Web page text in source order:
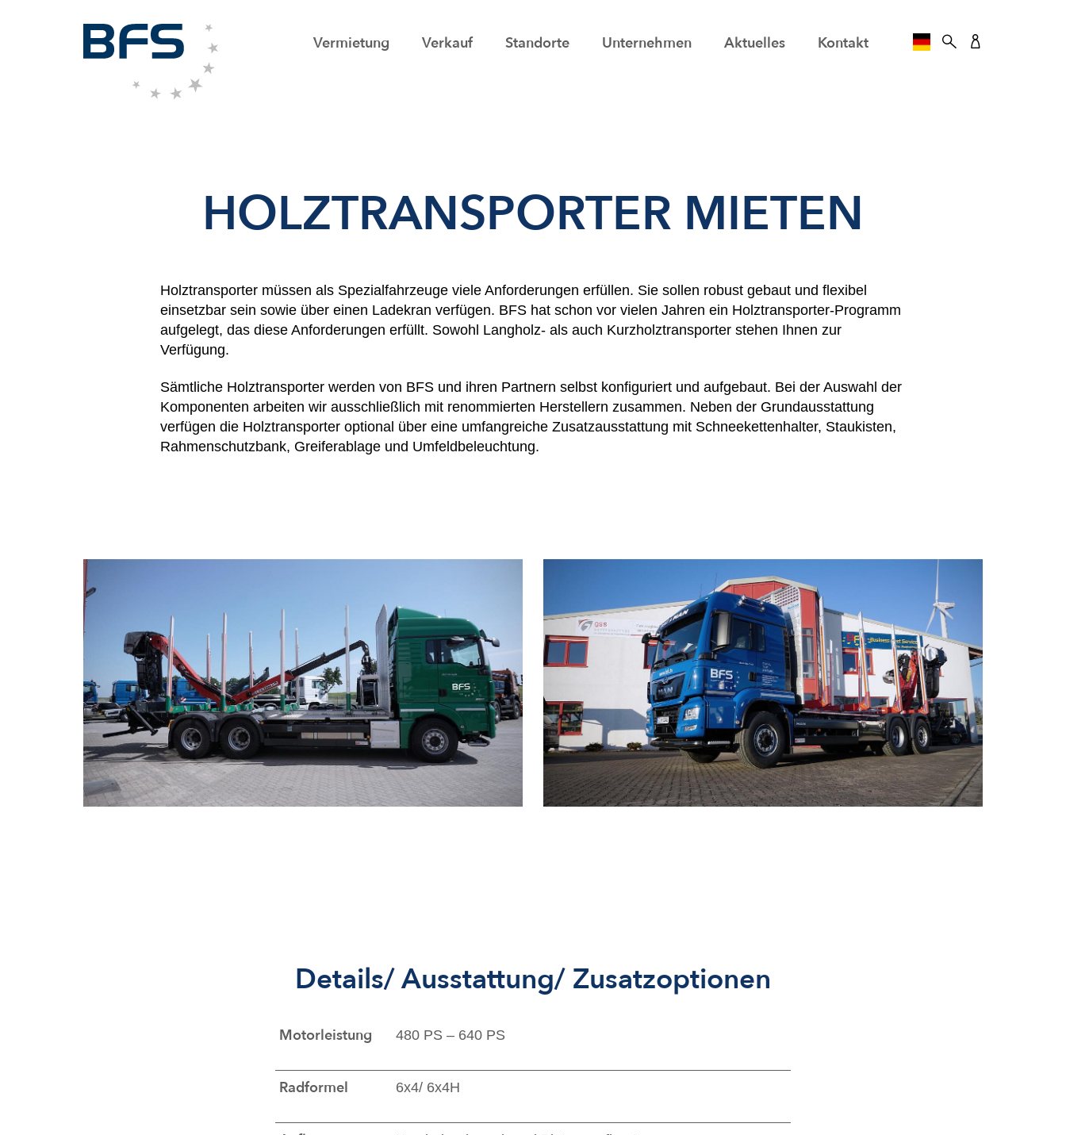
Vermietung Verkauf Standorte Unternehmen Aktuelles Kontakt
HOLZTRANSPORTER MIETEN
Holztransporter müssen als Spezialfahrzeuge viele Anforderungen erfüllen. Sie sollen robust gebaut und flexibel
einsetzbar sein sowie über einen Ladekran verfügen. BFS hat schon vor vielen Jahren ein Holztransporter-Programm
aufgelegt, das diese Anforderungen erfüllt. Sowohl Langholz- als auch Kurzholztransporter stehen Ihnen zur
Verfügung.
Sämtliche Holztransporter werden von BFS und ihren Partnern selbst konfiguriert und aufgebaut. Bei der Auswahl der
Komponenten arbeiten wir ausschließlich mit renommierten Herstellern zusammen. Neben der Grundausstattung
verfügen die Holztransporter optional über eine umfangreiche Zusatzausstattung mit Schneekettenhalter, Staukisten,
Rahmenschutzbank, Greiferablage und Umfeldbeleuchtung.
Details/ Ausstattung/ Zusatzoptionen
Motorleistung 480 PS – 640 PS
Radformel 6x4/ 6x4H